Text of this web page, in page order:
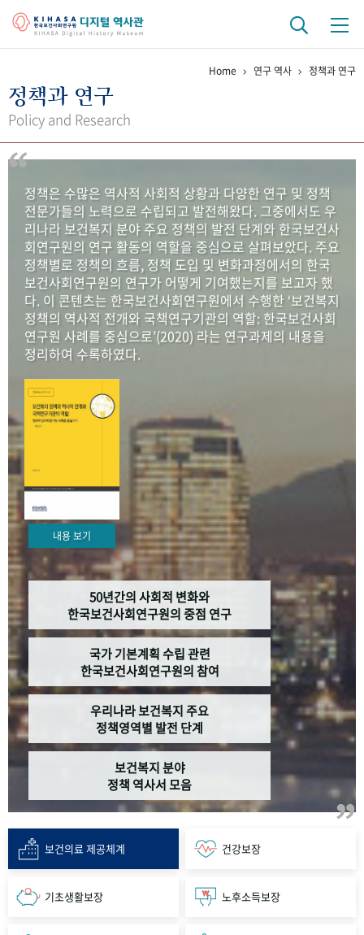
걸어온 길 기관 변천사
연구 역사
정책과 연구 키워드로 보는 연구 역사
연구자들
간행물 변천사
기록물 아카이브
사진 아카이브 문서 기록물 행정박물 영상 기록물
50+1주년 기념
성과 50선 숫자로 보는 50년
세계와 함께 한 KIHASA
VR 역사관
Home 연구 역사 정책과 연구
정책과 연구
Policy and Research
정책은 수많은 역사적 사회적 상황과 다양한 연구 및 정책
전문가들의 노력으로 수립되고 발전해왔다. 그중에서도 우
리나라 보건복지 분야 주요 정책의 발전 단계와 한국보건사
회연구원의 연구 활동의 역할을 중심으로 살펴보았다. 주요
정책별로 정책의 흐름, 정책 도입 및 변화과정에서의 한국
보건사회연구원의 연구가 어떻게 기여했는지를 보고자 했
다. 이 콘텐츠는 한국보건사회연구원에서 수행한 ‘보건복지
정책의 역사적 전개와 국책연구기관의 역할: 한국보건사회
연구원 사례를 중심으로’(2020) 라는 연구과제의 내용을
정리하여 수록하였다.
내용 보기
50년간의 사회적 변화와
한국보건사회연구원의 중점 연구
국가 기본계획 수립 관련
한국보건사회연구원의 참여
우리나라 보건복지 주요
정책영역별 발전 단계
보건복지 분야
정책 역사서 모음
보건의료 제공체계 건강보장
기초생활보장 노후소득보장